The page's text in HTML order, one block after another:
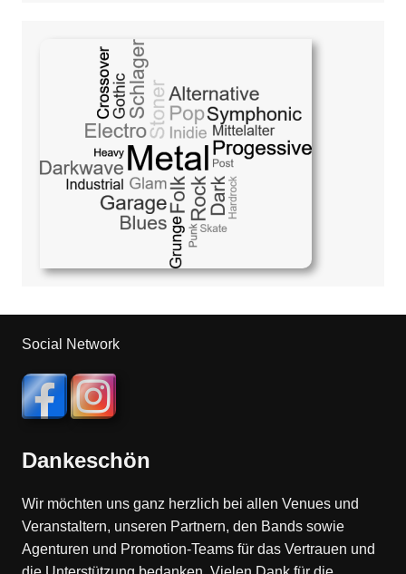
Social Network
Dankeschön
Wir möchten uns ganz herzlich bei allen Venues und
Veranstaltern, unseren Partnern, den Bands sowie
Agenturen und Promotion-Teams für das Vertrauen und